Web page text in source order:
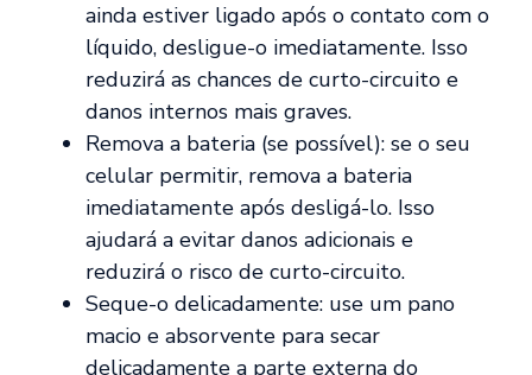
ainda estiver ligado após o contato com o
líquido, desligue-o imediatamente. Isso
reduzirá as chances de curto-circuito e
danos internos mais graves.
Remova a bateria (se possível): se o seu
celular permitir, remova a bateria
imediatamente após desligá-lo. Isso
ajudará a evitar danos adicionais e
reduzirá o risco de curto-circuito.
Seque-o delicadamente: use um pano
macio e absorvente para secar
delicadamente a parte externa do